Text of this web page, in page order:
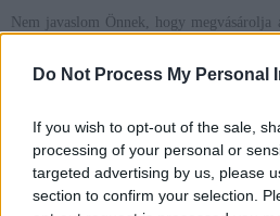
Do Not Process My Personal
If you wish to opt-out of the sale,
processing of your personal or
targeted advertising by us, please
section to confirm your selection.
Nem javaslom Önnek, hogy
felületén is minőségi hiba található. Ha
Csecsemő korban kevésbé, de
követelményeket támaszthatunk a fiók
minőségű fiókcsúszó könnyen
kialakítású. Gyártó, illetve márka
alkalmazzuk, ezeket bátran ajánlom